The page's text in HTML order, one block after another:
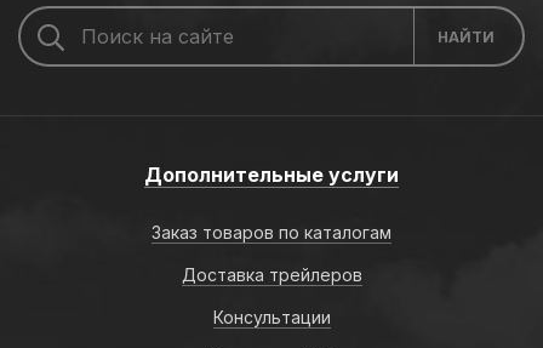
Дополнительные услуги
Заказ товаров по каталогам
Доставка трейлеров
Консультации